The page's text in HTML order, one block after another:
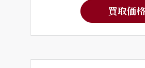
買取価